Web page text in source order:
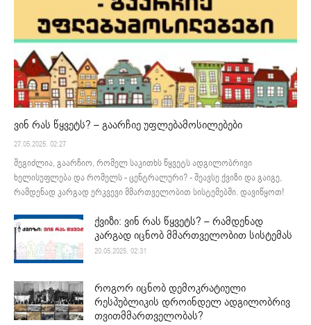
ვინ რას წყვეტს? – გაარჩიე უფლებამოსილებები
27.05.2025. 02:27
შეგიძლია, გაარჩიო, რომელ საკითხს წყვეტს ადგილობრივი
ხელისუფლება და რომელს - ცენტრალური? - შეავსე ქვიზი და გაიგე,
რამდენად კარგად ერკვევი მმართველობით სისტემებში. დავიწყოთ!
ქვიზი: ვინ რას წყვეტს? – რამდენად
კარგად იცნობ მმართველობით სისტემას
20.05.2025. 02:31
როგორ იცნობ დემოკრატიული
რესპუბლიკის დროინდელ ადგილობრივ
თვითმმართველობას?